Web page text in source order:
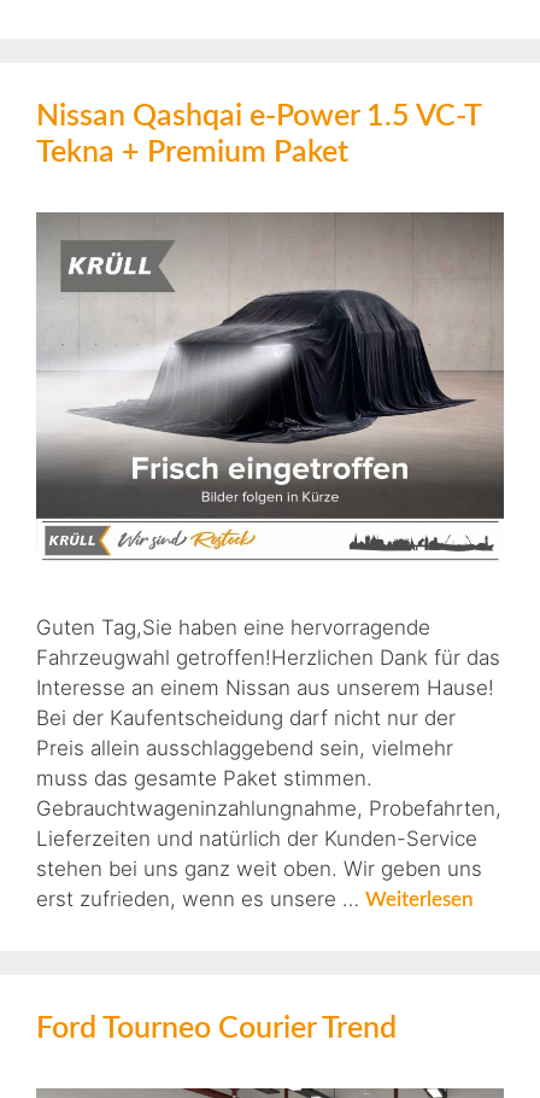
Nissan Qashqai e-Power 1.5 VC-T
Tekna + Premium Paket
Guten Tag,Sie haben eine hervorragende
Fahrzeugwahl getroffen!Herzlichen Dank für das
Interesse an einem Nissan aus unserem Hause!
Bei der Kaufentscheidung darf nicht nur der
Preis allein ausschlaggebend sein, vielmehr
muss das gesamte Paket stimmen.
Gebrauchtwageninzahlungnahme, Probefahrten,
Lieferzeiten und natürlich der Kunden-Service
stehen bei uns ganz weit oben. Wir geben uns
erst zufrieden, wenn es unsere … Weiterlesen
Ford Tourneo Courier Trend